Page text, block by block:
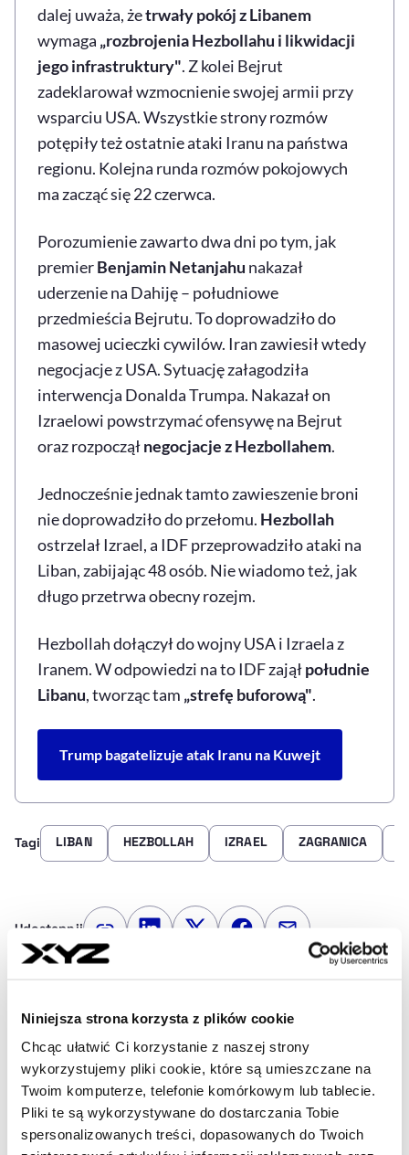
Niniejsza strona korzysta z plików cookie
Chcąc ułatwić Ci korzystanie z naszej strony
wykorzystujemy pliki cookie, które są umieszczane na
Twoim komputerze, telefonie komórkowym lub tablecie.
Pliki te są wykorzystywane do dostarczania Tobie
spersonalizowanych treści, dopasowanych do Twoich
dalej uważa, żetrwały pokój z Libanem
wymaga „rozbrojenia Hezbollahu i likwidacji
jego infrastruktury". Z kolei Bejrut
zadeklarował wzmocnienie swojej armii przy
wsparciu USA. Wszystkie strony rozmów
potępiły też ostatnie ataki Iranu na państwa
regionu. Kolejna runda rozmów pokojowych
ma zacząć się 22 czerwca.
Porozumienie zawarto dwa dni po tym, jak
premierBenjamin Netanjahu nakazał
uderzenie na Dahiję – południowe
przedmieścia Bejrutu. To doprowadziło do
masowej ucieczki cywilów. Iran zawiesił wtedy
negocjacje z USA. Sytuację załagodziła
interwencja Donalda Trumpa. Nakazał on
Izraelowi powstrzymać ofensywę na Bejrut
oraz rozpocząłnegocjacje z Hezbollahem.
Jednocześnie jednak tamto zawieszenie broni
nie doprowadziło do przełomu. Hezbollah
ostrzelał Izrael, a IDF przeprowadziło ataki na
Liban, zabijając 48 osób. Nie wiadomo też, jak
długo przetrwa obecny rozejm.
Hezbollah dołączył do wojny USA i Izraela z
Iranem. W odpowiedzi na to IDF zająłpołudnie
Libanu, tworząc tam „strefę buforową".
Trump bagatelizuje atak Iranu na Kuwejt
Najnowsze
Tagi LIBAN HEZBOLLAH IZRAEL ZAGRANICA
Udostępnij
Udostępnij na LinkedIn
Udostępnij na Twitterze
Udostępnij na
Udostępnij
porozumienie broni. Na południu kraju powstaną „strefy
pilotażowe”